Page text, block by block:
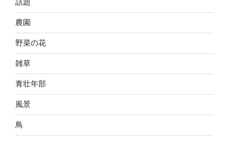
話題
農園
野菜の花
雑草
青壮年部
風景
鳥